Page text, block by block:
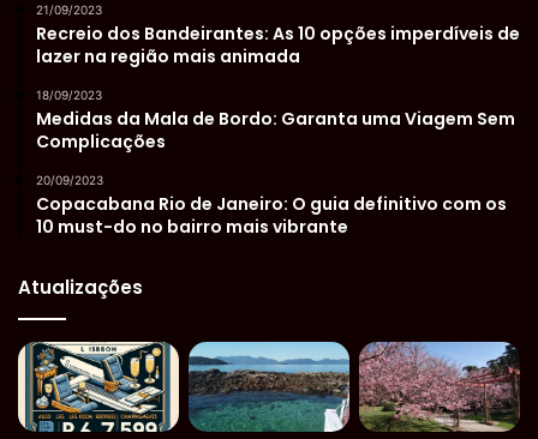
21/09/2023
Recreio dos Bandeirantes: As 10 opções imperdíveis de
lazer na região mais animada
18/09/2023
Medidas da Mala de Bordo: Garanta uma Viagem Sem
Complicações
20/09/2023
Copacabana Rio de Janeiro: O guia definitivo com os
10 must-do no bairro mais vibrante
Atualizações